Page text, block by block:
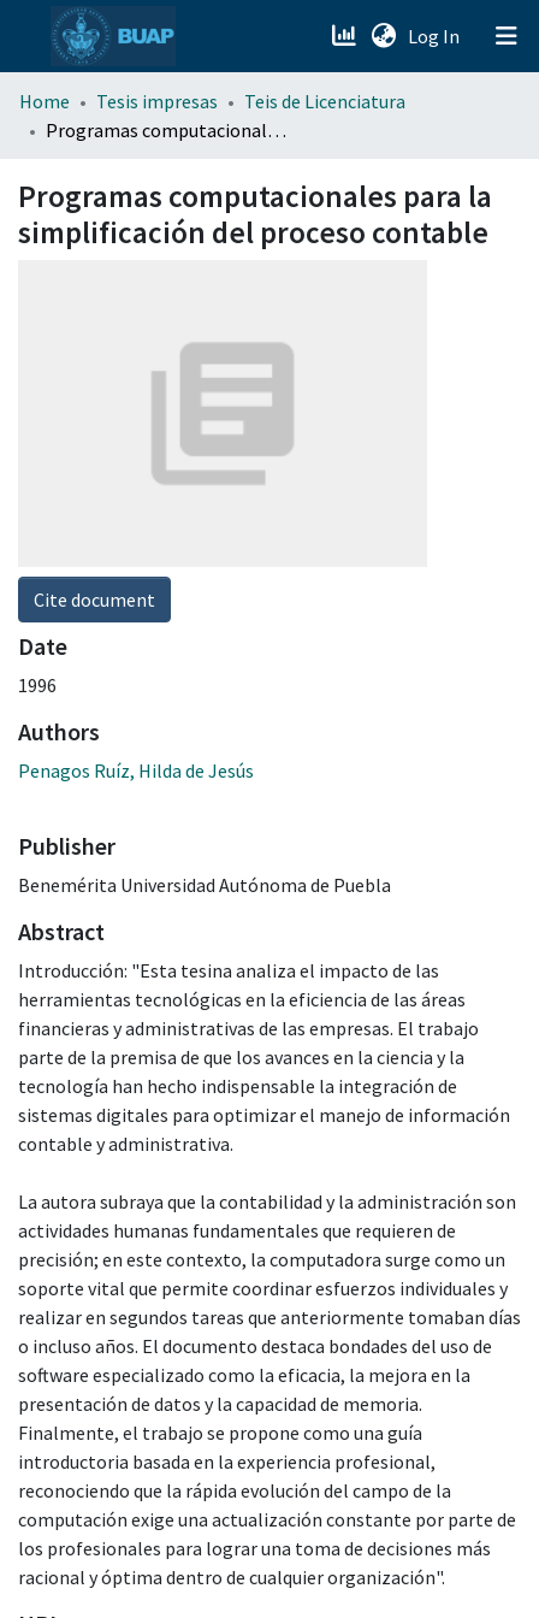
Log In (current)
menu.section.about_menu
Home Tesis impresas
Teis de Licenciatura
Programas computacionales para la simplificación del proceso contable
Programas computacionales para la
simplificación del proceso contable
Cite document
Date
1996
Authors
Penagos Ruíz, Hilda de Jesús
Publisher
Benemérita Universidad Autónoma de Puebla
Abstract
Introducción: "Esta tesina analiza el impacto de las
herramientas tecnológicas en la eficiencia de las áreas
financieras y administrativas de las empresas. El trabajo
parte de la premisa de que los avances en la ciencia y la
tecnología han hecho indispensable la integración de
sistemas digitales para optimizar el manejo de información
contable y administrativa.
La autora subraya que la contabilidad y la administración son
actividades humanas fundamentales que requieren de
precisión; en este contexto, la computadora surge como un
soporte vital que permite coordinar esfuerzos individuales y
realizar en segundos tareas que anteriormente tomaban días
o incluso años. El documento destaca bondades del uso de
software especializado como la eficacia, la mejora en la
presentación de datos y la capacidad de memoria.
Finalmente, el trabajo se propone como una guía
introductoria basada en la experiencia profesional,
reconociendo que la rápida evolución del campo de la
computación exige una actualización constante por parte de
los profesionales para lograr una toma de decisiones más
racional y óptima dentro de cualquier organización".